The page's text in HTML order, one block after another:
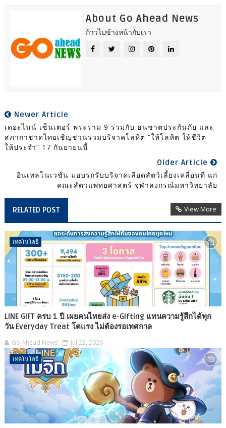
About Go Ahead News
ก้าวไปข้างหน้ากับเรา
Newer Article
เดอะไนน์ เซ็นเตอร์ พระราม 9 ร่วมกับ ธนชาตประกันภัย และ
สภากาชาดไทยเชิญชวนร่วมบริจาคโลหิต “ให้โลหิต ให้ชีวิต
ให้ประจำ” 17 กันยายนนี้
Older Article
อินเทลโนเวชั่น มอบรถรับบริจาคเลือดสัตว์เลี้ยงเคลื่อนที่ แก่
คณะสัตวแพทยศาสตร์ จุฬาลงกรณ์มหาวิทยาลัย
RELATED POST View More
เทคโนโลยี
LINE GIFT ครบ 1 ปี เผยคนไทยส่ง e-Gifting แทนความรู้สึกได้ทุก
วัน Everyday Treat โตแรง ไม่ต้องรอเทศกาล
Go Ahead News Jul 22, 2026
เทคโนโลยี